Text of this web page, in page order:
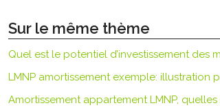
Sur le même thème
Quel est le potentiel d’investissement des
LMNP amortissement exemple: illustration
Amortissement appartement LMNP,